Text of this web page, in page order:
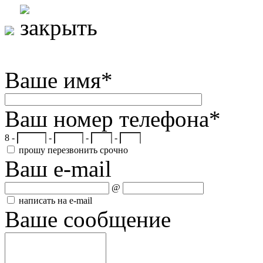
Ваше имя*
Ваш номер телефона*
8 - - -
-
прошу перезвонить срочно
Ваш e-mail
@
написать на e-mail
Ваше сообщение